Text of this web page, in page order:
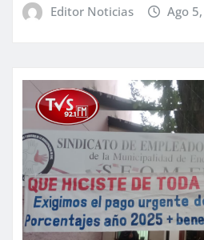
Editor Noticias Ago